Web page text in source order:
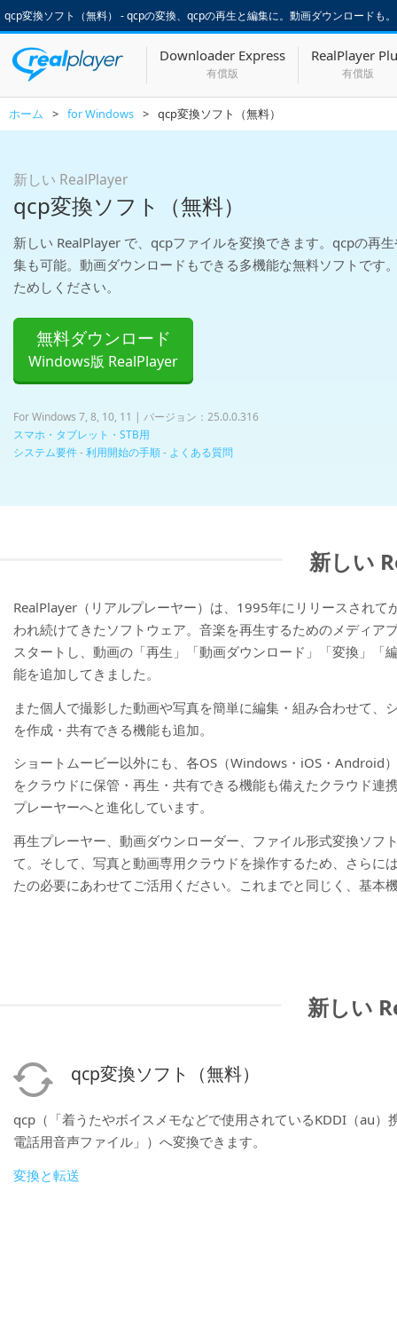
qcp変換ソフト（無料） - qcpの変換、qcpの再生と編集に。動画ダウンロードも
Downloader Express
有償版
RealPlayer
有償版
ホーム > for Windows > qcp変換ソフト（無料）
新しい RealPlayer
qcp変換ソフト（無料）
新しい RealPlayer で、qcpファイルを変換できます。qcpの再
集も可能。動画ダウンロードもできる多機能な無料ソフトです
ためしください。
無料ダウンロード
Windows版 RealPlayer
For Windows 7, 8, 10, 11 | バージョン：25.0.0.316
スマホ・タブレット・STB用
システム要件-利用開始の手順- よくある質問
新しい
RealPlayer（リアルプレーヤー）は、1995年にリリースされて
われ続けてきたソフトウェア。音楽を再生するためのメディア
スタートし、動画の「再生」「動画ダウンロード」「変換」「
能を追加してきました。
また個人で撮影した動画や写真を簡単に編集・組み合わせて、
を作成・共有できる機能も追加。
ショートムービー以外にも、各OS（Windows・iOS・Android
をクラウドに保管・再生・共有できる機能も備えたクラウド連
プレーヤーへと進化しています。
再生プレーヤー、動画ダウンローダー、ファイル形式変換ソ
て。そして、写真と動画専用クラウドを操作するため、さら
たの必要にあわせてご活用ください。これまでと同じく、基本
新しい
qcp変換ソフト（無料）
qcp（「着うたやボイスメモなどで使用されているKDDI（au）
電話用音声ファイル」）へ変換できます。
変換と転送